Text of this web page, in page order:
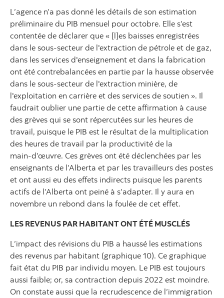
L’agence n’a pas donné les détails de son estimation
préliminaire du PIB mensuel pour octobre. Elle s’est
contentée de déclarer que « [l]es baisses enregistrées
dans le sous‑secteur de l'extraction de pétrole et de gaz,
dans les services d'enseignement et dans la fabrication
ont été contrebalancées en partie par la hausse observée
dans le sous‑secteur de l'extraction minière, de
l'exploitation en carrière et des services de soutien ». Il
faudrait oublier une partie de cette affirmation à cause
des grèves qui se sont répercutées sur les heures de
travail, puisque le PIB est le résultat de la multiplication
des heures de travail par la productivité de la
main‑d’œuvre. Ces grèves ont été déclenchées par les
enseignants de l’Alberta et par les travailleurs des postes
et ont aussi eu des effets indirects puisque les parents
actifs de l’Alberta ont peiné à s’adapter. Il y aura en
novembre un rebond dans la foulée de cet effet.
LES REVENUS PAR HABITANT ONT ÉTÉ MUSCLÉS
L’impact des révisions du PIB a haussé les estimations
des revenus par habitant (graphique 10). Ce graphique
fait état du PIB par individu moyen. Le PIB est toujours
aussi faible; or, sa contraction depuis 2022 est moindre.
On constate aussi que la recrudescence de l’immigration